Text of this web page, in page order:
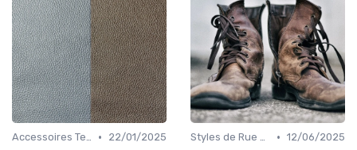
Accessoires Tendance •
22/01/2025
Styles de Rue et Looks du Moment • 12/06/2025